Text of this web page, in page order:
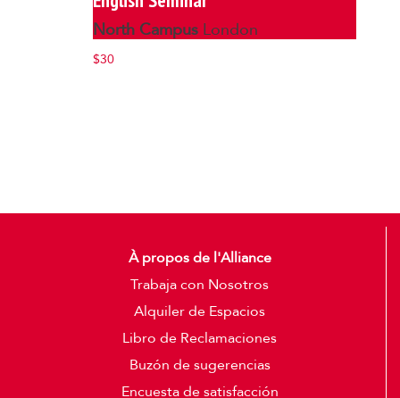
North Campus London
$30
À propos de l'Alliance
Trabaja con Nosotros
Alquiler de Espacios
Libro de Reclamaciones
Buzón de sugerencias
Encuesta de satisfacción